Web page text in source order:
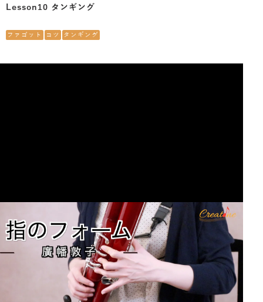
Lesson10 タンギング
ファゴット コツ タンギング